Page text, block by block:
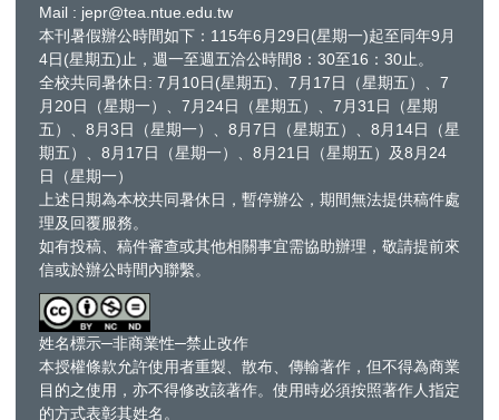
Mail : jepr@tea.ntue.edu.tw
本刊暑假辦公時間如下：115年6月29日(星期一)起至同年9月
4日(星期五)止，週一至週五洽公時間8：30至16：30止。
全校共同暑休日: 7月10日(星期五)、7月17日（星期五）、7
月20日（星期一）、7月24日（星期五）、7月31日（星期
五）、8月3日（星期一）、8月7日（星期五）、8月14日（星
期五）、8月17日（星期一）、8月21日（星期五）及8月24
日（星期一）
上述日期為本校共同暑休日，暫停辦公，期間無法提供稿件處
理及回覆服務。
如有投稿、稿件審查或其他相關事宜需協助辦理，敬請提前來
信或於辦公時間內聯繫。
姓名標示─非商業性─禁止改作
本授權條款允許使用者重製、散布、傳輸著作，但不得為商業
目的之使用，亦不得修改該著作。使用時必須按照著作人指定
的方式表彰其姓名。